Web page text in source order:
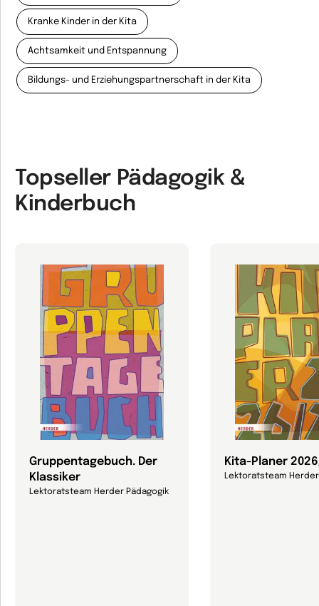
Kranke Kinder in der Kita
Achtsamkeit und Entspannung
Bildungs- und Erziehungspartnerschaft in der Kita
Topseller Pädagogik &
Kinderbuch
Gruppentagebuch. Der
Klassiker
Lektoratsteam Herder Pädagogik
Kita-Planer
Lektoratsteam Herder